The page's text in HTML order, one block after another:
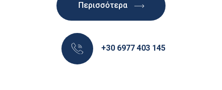
Περισσότερα
+30 6977 403 145